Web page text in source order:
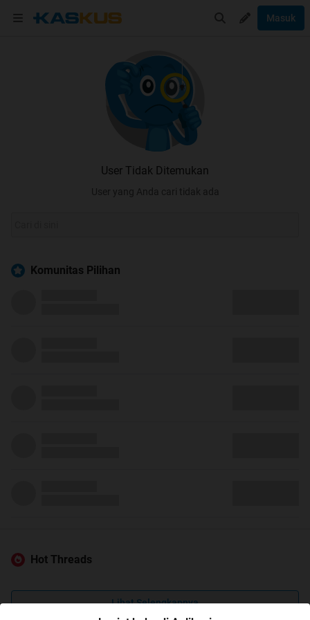
Masuk
User Tidak Ditemukan
User yang Anda cari tidak ada
Komunitas Pilihan
Hot Threads
Lihat Selengkapnya